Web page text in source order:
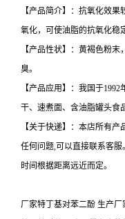
【产品简介】：抗氧化效
氧化，可使油脂的抗氧化稳
【产品性状】：黄褐色粉
臭。
【产品应用】：我国于
干、速煮面、含油脂罐头食
【关于快递】：本店所有
任何问题,可以直接联系客
时间根据距离远近而定。
厂家特丁基对苯二酚 生产